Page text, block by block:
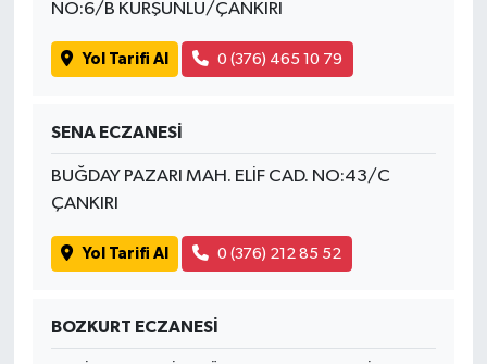
NO:6/B KURŞUNLU/ÇANKIRI
Yol Tarifi Al 0 (376) 465 10 79
SENA ECZANESİ
BUĞDAY PAZARI MAH. ELİF CAD. NO:43/C
ÇANKIRI
Yol Tarifi Al 0 (376) 212 85 52
BOZKURT ECZANESİ